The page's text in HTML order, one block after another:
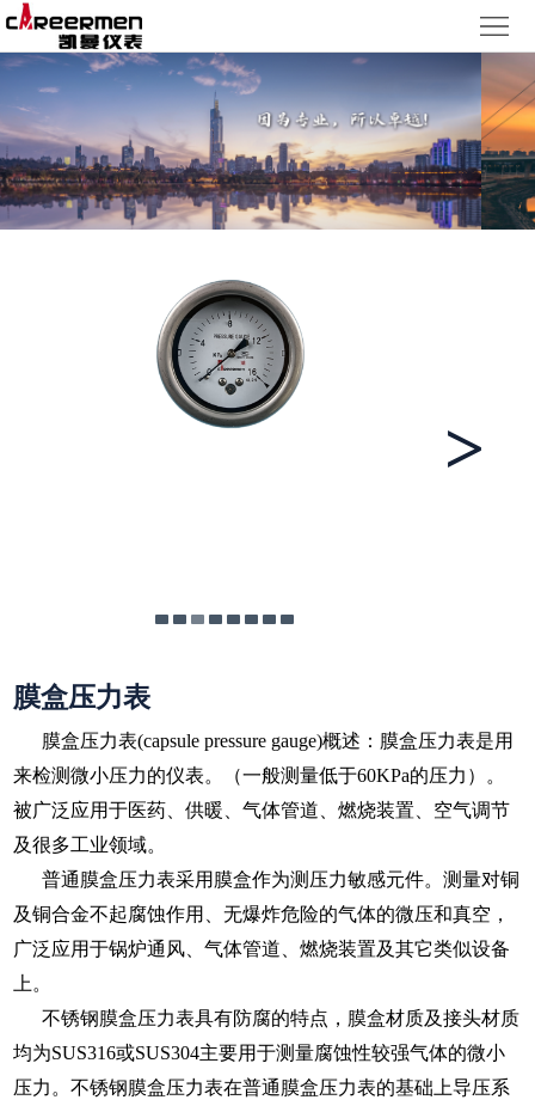
网
首
页
品
中
质
量
新
>
膜盒压力表
膜盒压力表(capsule pressure gauge)概述：膜盒压力表是用
来检测微小压力的仪表。（一般测量低于60KPa的压力）。
被广泛应用于医药、供暖、气体管道、燃烧装置、空气调节
及很多工业领域。
普通膜盒压力表采用膜盒作为测压力敏感元件。测量对铜
及铜合金不起腐蚀作用、无爆炸危险的气体的微压和真空，
广泛应用于锅炉通风、气体管道、燃烧装置及其它类似设备
上。
不锈钢膜盒压力表具有防腐的特点，膜盒材质及接头材质
均为SUS316或SUS304主要用于测量腐蚀性较强气体的微小
压力。不锈钢膜盒压力表在普通膜盒压力表的基础上导压系